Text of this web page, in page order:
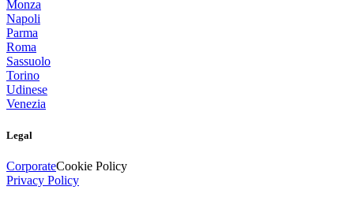
Monza
Napoli
Parma
Roma
Sassuolo
Torino
Udinese
Venezia
Legal
CorporateCookie Policy
Privacy Policy